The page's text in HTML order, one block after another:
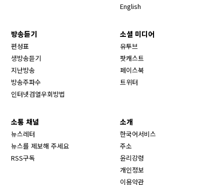
English
방송듣기
편성표
생방송듣기
지난방송
방송주파수
인터넷검열우회방법
소셜 미디어
유투브
팟캐스트
페이스북
트위터
소통 채널
뉴스레터
뉴스를 제보해 주세요
RSS구독
소개
한국어서비스
주소
윤리강령
개인정보
이용약관